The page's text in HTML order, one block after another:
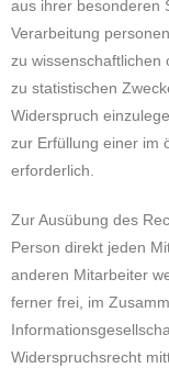
aus ihrer besonderen
Verarbeitung
zu wissenschaftlichen
zu statistischen
Widerspruch
zur Erfüllung einer im
erforderlich.
Zur Ausübung des
Person direkt jeden
anderen Mitarbeiter
ferner frei, im
Widerspruchsrecht